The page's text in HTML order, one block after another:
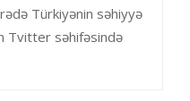
Türkiyənin səhiyyə
Tvitter səhifəsində